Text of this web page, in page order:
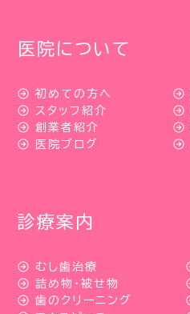
医院について
初めての方へ
スタッフ紹介
創業者紹介
医院ブログ
診療案内
むし歯治療
詰め物・被せ物
歯のクリーニング